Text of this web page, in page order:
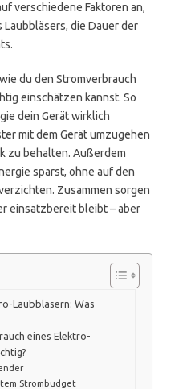
verschiedene Faktoren an,
die Dauer der
du den Stromverbrauch
einschätzen kannst. So
dein Gerät wirklich
mit dem Gerät umzugehen
zu behalten. Außerdem
sparst, ohne auf den
Zusammen sorgen
einsatzbereit bleibt – aber
Laubbläsern: Was
eines Elektro-
Strombudget